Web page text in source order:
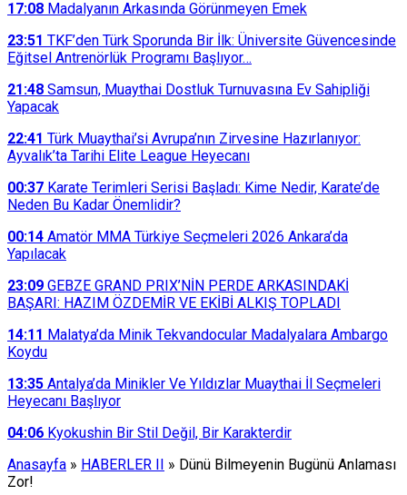
17:08 Madalyanın Arkasında Görünmeyen Emek
23:51 TKF’den Türk Sporunda Bir İlk: Üniversite Güvencesinde
Eğitsel Antrenörlük Programı Başlıyor…
21:48 Samsun, Muaythai Dostluk Turnuvasına Ev Sahipliği
Yapacak
22:41 Türk Muaythai’si Avrupa’nın Zirvesine Hazırlanıyor:
Ayvalık’ta Tarihi Elite League Heyecanı
00:37 Karate Terimleri Serisi Başladı: Kime Nedir, Karate’de
Neden Bu Kadar Önemlidir?
00:14 Amatör MMA Türkiye Seçmeleri 2026 Ankara’da
Yapılacak
23:09 GEBZE GRAND PRIX’NİN PERDE ARKASINDAKİ
BAŞARI: HAZIM ÖZDEMİR VE EKİBİ ALKIŞ TOPLADI
14:11 Malatya’da Minik Tekvandocular Madalyalara Ambargo
Koydu
13:35 Antalya’da Minikler Ve Yıldızlar Muaythai İl Seçmeleri
Heyecanı Başlıyor
04:06 Kyokushin Bir Stil Değil, Bir Karakterdir
Anasayfa » HABERLER II » Dünü Bilmeyenin Bugünü Anlaması
Zor!